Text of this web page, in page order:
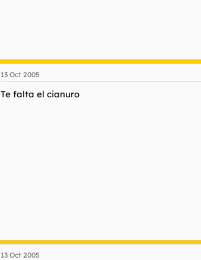
13 Oct 2005
Te falta el cianuro
13 Oct 2005